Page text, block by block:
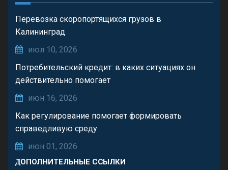
Перевозка скоропортящихся грузов в
Калининград
июл 10, 2026
Потребительский кредит: в каких ситуациях он
действительно помогает
июн 16, 2026
Как регулирование помогает формировать
справедливую среду
июн 01, 2026
ДОПОЛНИТЕЛЬНЫЕ ССЫЛКИ